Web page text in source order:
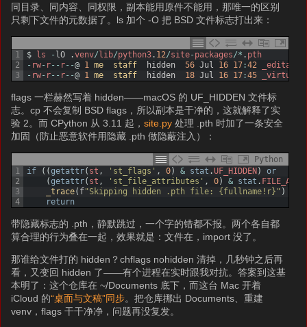
同目录、同内容、同权限，副本能用原件不能用，那唯一的区别
只剩下文件的元数据了。ls 加个 -O 把 BSD 文件标志打出来：
1
2
3
$ ls - lO .venv/ lib/python3. 12/site- packages/* . pth
- rw- r-- r--@ 1 me staff hidden 56 Jul 16 17:42
- rw- r-- r--@ 1 me staff hidden 18 Jul 16 17 :45
flags 一栏赫然写着 hidden——macOS 的 UF_HIDDEN 文件标
志。cp 不会复制 BSD flags，所以副本是干净的，这就解释了实
验 2。而 CPython 从 3.11 起，site.py 处理 .pth 时加了一条安全
加固（防止恶意软件用隐藏 .pth 做隐蔽注入）：
Python
1
2
3
4
if ( (getattr( st , 'st_flags' , 0) & stat .UF_HIDDEN )
or
(getattr( st , 'st_file_attributes' , 0) & stat .
_trace( f"Skipping hidden .pth file: {fullname!r}" )
return
带隐藏标志的 .pth，静默跳过，一个字的错都不报。两个各自都
算合理的行为叠在一起，效果就是：文件在，import 没了。
那谁给文件打的 hidden？chflags nohidden 清掉，几秒钟之后再
看，又变回 hidden 了——有个进程在实时跟我对抗。答案到这基
本明了：这个仓库在 ~/Documents 底下，而这台 Mac 开着
iCloud 的“桌面与文稿”同步。把仓库挪出 Documents、重建
venv，flags 干干净净，问题再没复发。